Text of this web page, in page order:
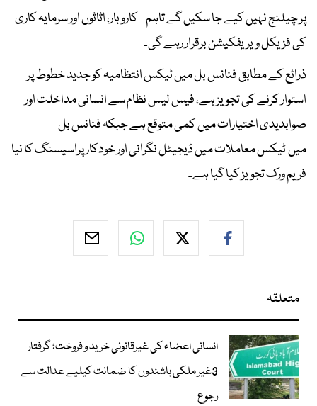
پر چیلنج نہیں کیے جا سکیں گے تاہم کاروبار، اثاثوں اور سرمایہ کاری
کی فزیکل ویریفکیشن برقرار رہے گی۔
ذرائع کے مطابق فنانس بل میں ٹیکس انتظامیہ کو جدید خطوط پر
استوار کرنے کی تجویز ہے، فیس لیس نظام سے انسانی مداخلت اور
صوابدیدی اختیارات میں کمی متوقع ہے جبکہ فنانس بل
میں ٹیکس معاملات میں ڈیجیٹل نگرانی اور خودکار پراسیسنگ کا نیا
فریم ورک تجویز کیا گیا ہے۔
متعلقہ
انسانی اعضاء کی غیرقانونی خرید و فروخت؛ گرفتار
3غیر ملکی باشندوں کا ضمانت کیلیے عدالت سے
رجوع